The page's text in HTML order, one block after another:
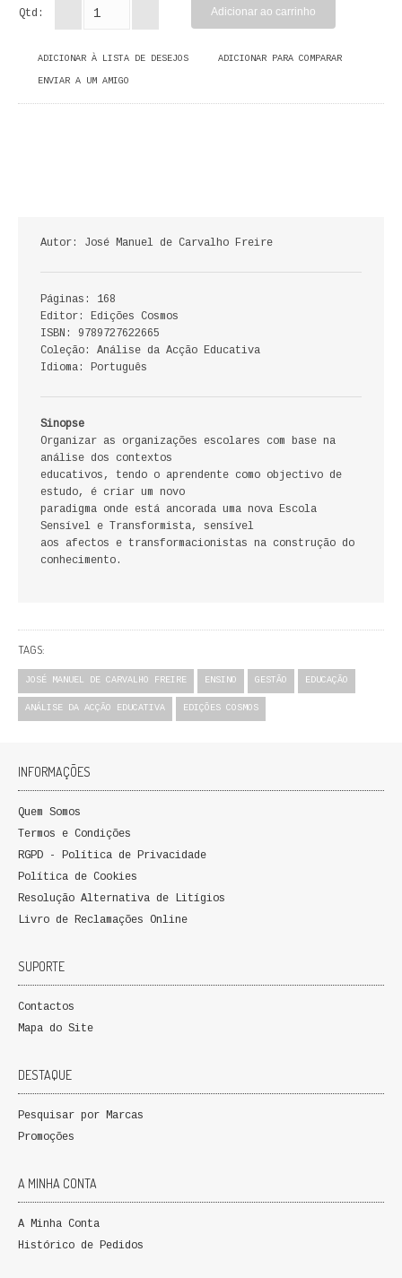
CIÊNCIA POLÍTICA
COLEÇÃO PONTO E VÍRGULA
HISTÓRIA DE PORTUGAL
PRÉ-HISTÓRIA
BIOGRAFIA
FICÇÃO E ROMANCE
LABIRINTOS DE EROS
POLÍTICA
RELAÇÕES INTERNACIONAIS
COLEÇÃO ATENA
OUTROS TEMAS
QUEM SOMOS
Qtd:
ADICIONAR À LISTA DE DESEJOS ADICIONAR PARA COMPARAR
ENVIAR A UM AMIGO
Autor: José Manuel de Carvalho Freire
Páginas: 168
Editor: Edições Cosmos
ISBN: 9789727622665
Coleção: Análise da Acção Educativa
Idioma: Português
Sinopse
Organizar as organizações escolares com base na
análise dos contextos
educativos, tendo o aprendente como objectivo de
estudo, é criar um novo
paradigma onde está ancorada uma nova Escola
Sensível e Transformista, sensível
aos afectos e transformacionistas na construção do
conhecimento.
TAGS:
JOSÉ MANUEL DE CARVALHO FREIRE ENSINO GESTÃO EDUCAÇÃO
ANÁLISE DA ACÇÃO EDUCATIVA EDIÇÕES COSMOS
INFORMAÇÕES
Quem Somos
Termos e Condições
RGPD - Política de Privacidade
Política de Cookies
Resolução Alternativa de Litígios
Livro de Reclamações Online
SUPORTE
Contactos
Mapa do Site
DESTAQUE
Pesquisar por Marcas
Promoções
A MINHA CONTA
A Minha Conta
Histórico de Pedidos